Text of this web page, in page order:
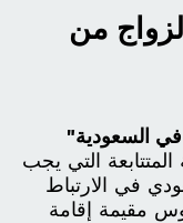
من
في السعودية"
التي يجب
في الارتباط
مقيمة إقامة